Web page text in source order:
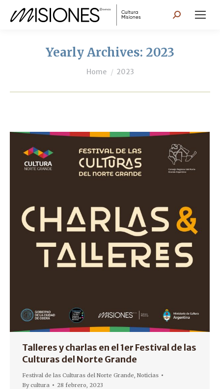
Search:
Yearly Archives: 2023
You are here:
Home 2023
Talleres y charlas en el 1er Festival de las
Culturas del Norte Grande
Festival de las Culturas del Norte Grande, Noticias
Bycultura 28 febrero, 2023